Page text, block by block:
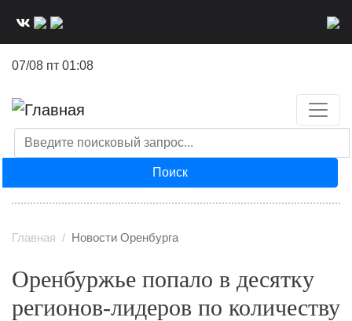
07/08 пт 01:08
Поиск
Главная Новости Оренбурга
Оренбуржье попало в десятку
регионов-лидеров по количеству